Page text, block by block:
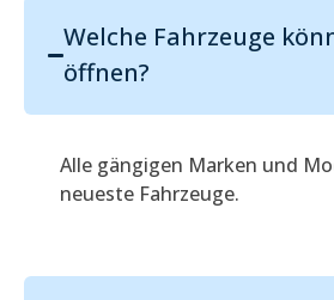
Welche Fahrzeuge
öffnen?
Alle gängigen Marken und
neueste Fahrzeuge.